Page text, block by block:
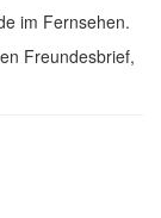
im Fernsehen.
Freundesbrief,